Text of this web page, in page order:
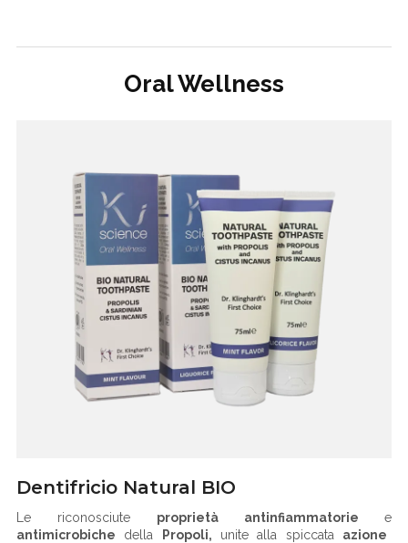
Oral Wellness
Dentifricio Natural BIO
Le riconosciute proprietà antinfiammatorie e
antimicrobiche della Propoli, unite alla spiccata azione